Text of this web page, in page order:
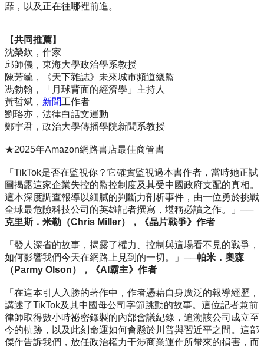
靡，以及正在往哪裡前進。
【共同推薦】
沈榮欽，作家
邱師儀，東海大學政治學系教授
陳芳毓，《天下雜誌》未來城市頻道總監
馮勃翰，「月球背面的經濟學」主持人
黃哲斌， 新聞工作者
劉珞亦，法律白話文運動
鄭宇君，政治大學傳播學院新聞系教授
★2025年Amazon網路書店最佳商管書
「TikTok是否在監視你？它確實監視過本書作者，當時她正試
圖揭露這家企業失控的監控制度及其受中國政府支配的真相。
這本深度調查報導以細膩的判斷力剖析事件，由一位勇於挑戰
全球最危險科技公司的英雄記者撰寫，堪稱必讀之作。」──
克里斯．米勒（Chris Miller），《晶片戰爭》作者
「發人深省的故事，揭露了權力、控制與這場看不見的戰爭，
如何影響我們今天在網路上見到的一切。」──帕米．奧森
（ Parmy Olson），《AI 霸主》作者
「在這本引人入勝的著作中，作者憑藉自身廣泛的報導經歷，
講述了TikTok及其中國母公司字節跳動的故事。這位記者兼前
律師取得數小時祕密錄製的內部會議紀錄，追溯該公司成立至
今的軌跡，以及此刻命運如何會懸於川普與習近平之間。這部
傑作告訴我們，放任政治權力干涉商業運作所帶來的損害，而